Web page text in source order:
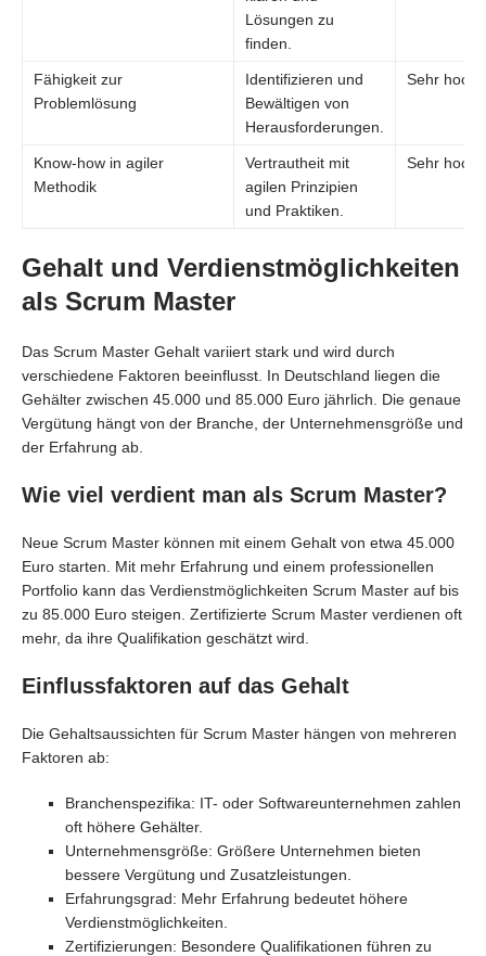
Lösungen zu
finden.
Fähigkeit zur
Problemlösung
Identifizieren und
Bewältigen von
Herausforderungen.
Sehr hoch
Know-how in agiler
Methodik
Vertrautheit mit
agilen Prinzipien
und Praktiken.
Sehr hoch
Gehalt und Verdienstmöglichkeiten
als Scrum Master
Das Scrum Master Gehalt variiert stark und wird durch
verschiedene Faktoren beeinflusst. In Deutschland liegen die
Gehälter zwischen 45.000 und 85.000 Euro jährlich. Die genaue
Vergütung hängt von der Branche, der Unternehmensgröße und
der Erfahrung ab.
Wie viel verdient man als Scrum Master?
Neue Scrum Master können mit einem Gehalt von etwa 45.000
Euro starten. Mit mehr Erfahrung und einem professionellen
Portfolio kann das Verdienstmöglichkeiten Scrum Master auf bis
zu 85.000 Euro steigen. Zertifizierte Scrum Master verdienen oft
mehr, da ihre Qualifikation geschätzt wird.
Einflussfaktoren auf das Gehalt
Die Gehaltsaussichten für Scrum Master hängen von mehreren
Faktoren ab:
Branchenspezifika: IT- oder Softwareunternehmen zahlen
oft höhere Gehälter.
Unternehmensgröße: Größere Unternehmen bieten
bessere Vergütung und Zusatzleistungen.
Erfahrungsgrad: Mehr Erfahrung bedeutet höhere
Verdienstmöglichkeiten.
Zertifizierungen: Besondere Qualifikationen führen zu